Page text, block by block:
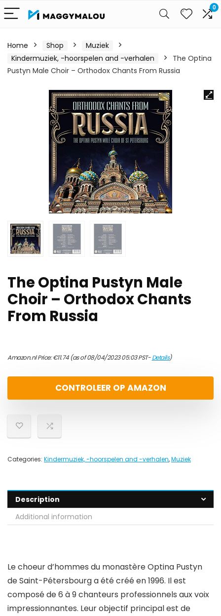
0
Home Shop
Muziek
Kindermuziek, -hoorspelen and -verhalen
The Optina
Pustyn Male Choir – Orthodox Chants From Russia
The Optina Pustyn Male
Choir – Orthodox Chants
From Russia
Amazon.nl Price:€11.74(as of 08/04/2023 05:03 PST-Details)
CONTROLEER OP AMAZON
Categories: Kindermuziek, -hoorspelen and -verhalen,Muziek
Description
Additional information
Le choeur d’hommes du monastère Optina Pustyn
de Saint-Pétersbourg a été créé en 1996. Il est
composé de 6 à 9 chanteurs professionnels aux voix
impressionnantes. Leur objectif principal est de